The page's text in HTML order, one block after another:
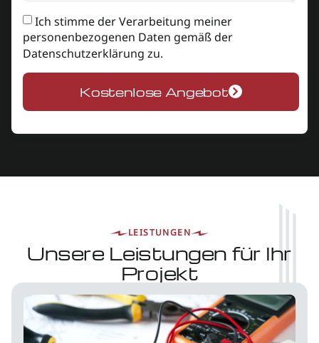
Ich stimme der Verarbeitung meiner
personenbezogenen Daten gemäß der
Datenschutzerklärung zu.
Kostenlose Angebot
LEISTUNGEN
Unsere Leistungen für Ihr
Projekt